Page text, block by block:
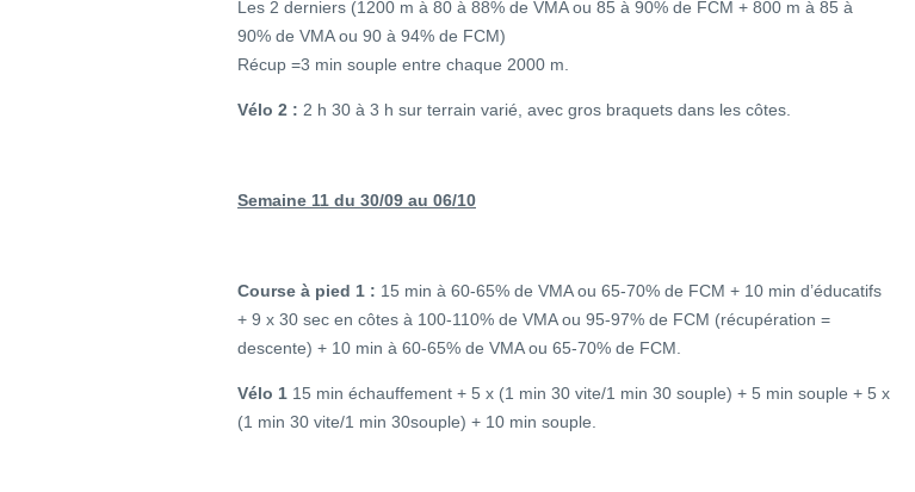
Les 2 derniers (1200 m à 80 à 88% de VMA ou 85 à 90% de FCM + 800 m à 85 à
90% de VMA ou 90 à 94% de FCM)
Récup =3 min souple entre chaque 2000 m.
Vélo 2 : 2 h 30 à 3 h sur terrain varié, avec gros braquets dans les côtes.
Semaine 11 du 30/09 au 06/10
Course à pied 1 : 15 min à 60-65% de VMA ou 65-70% de FCM + 10 min d’éducatifs
+ 9 x 30 sec en côtes à 100-110% de VMA ou 95-97% de FCM (récupération =
descente) + 10 min à 60-65% de VMA ou 65-70% de FCM.
Vélo 1 15 min échauffement + 5 x (1 min 30 vite/1 min 30 souple) + 5 min souple + 5 x
(1 min 30 vite/1 min 30souple) + 10 min souple.